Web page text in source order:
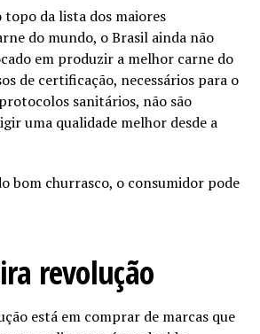
topo da lista dos maiores
do mundo, o Brasil ainda não
em produzir a melhor carne do
de certificação, necessários para o
sanitários, não são
uma qualidade melhor desde a
bom churrasco, o consumidor pode
revolução
está em comprar de marcas que